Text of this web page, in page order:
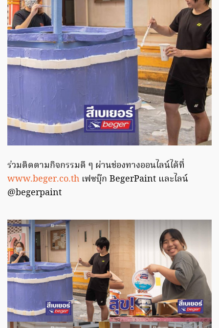
ร่วมติดตามกิจกรรมดี ๆ ผ่านช่องทางออนไลน์ได้ที่
www.beger.co.th เฟซบุ๊ก BegerPaint และไลน์
@begerpaint